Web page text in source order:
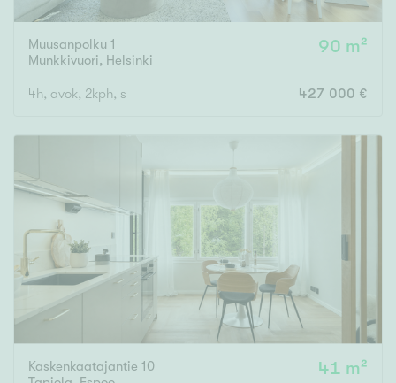
Muusanpolku 1
Munkkivuori, Helsinki
90 m²
4h, avok, 2kph, s 427 000 €
Kaskenkaatajantie 10
41 m²